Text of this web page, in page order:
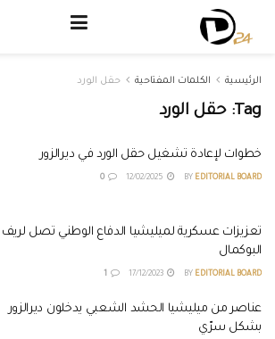
الرئيسية الكلمات المفتاحية حقل الورد
Tag: حقل الورد
خطوات لإعادة تشغيل حقل الورد في ديرالزور
BY EDITORIAL BOARD
تعزيزات عسكرية لميليشيا الدفاع الوطني تصل لريف
البوكمال
BY EDITORIAL BOARD
عناصر من ميليشيا الحشد الشعبي يدخلون ديرالزور
بشكل سرّي